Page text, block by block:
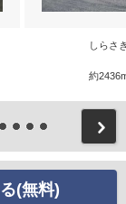
しらさ
約
(無料)